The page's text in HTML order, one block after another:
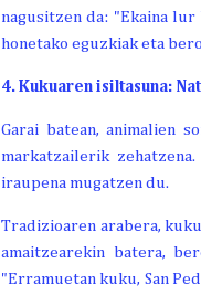
nagusitzen da: "Ekaina
honetako eguzkiak eta
4. Kukuaren isiltasuna:
Garai batean, animalien
markatzailerik
iraupena mugatzen du.
Tradizioaren arabera,
amaitzearekin batera,
"Erramuetan kuku, San